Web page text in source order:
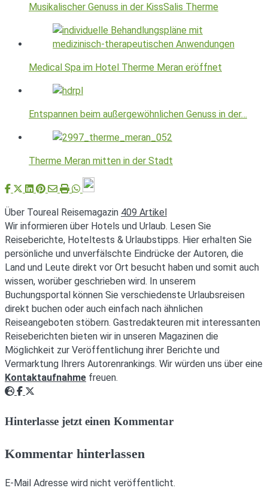
Musikalischer Genuss in der KissSalis Therme
Medical Spa im Hotel Therme Meran eröffnet
Entspannen beim außergewöhnlichen Genuss in der…
Therme Meran mitten in der Stadt
Über Toureal Reisemagazin 409 Artikel
Wir informieren über Hotels und Urlaub. Lesen Sie
Reiseberichte, Hoteltests & Urlaubstipps. Hier erhalten Sie
persönliche und unverfälschte Eindrücke der Autoren, die
Land und Leute direkt vor Ort besucht haben und somit auch
wissen, worüber geschrieben wird. In unserem
Buchungsportal können Sie verschiedenste Urlaubsreisen
direkt buchen oder auch einfach nach ähnlichen
Reiseangeboten stöbern. Gastredakteuren mit interessanten
Reiseberichten bieten wir in unseren Magazinen die
Möglichkeit zur Veröffentlichung ihrer Berichte und
Vermarktung Ihrers Autorenrankings. Wir würden uns über eine
Kontaktaufnahme freuen.
Webseite
Facebook
Hinterlasse jetzt einen Kommentar
Kommentar hinterlassen
E-Mail Adresse wird nicht veröffentlicht.